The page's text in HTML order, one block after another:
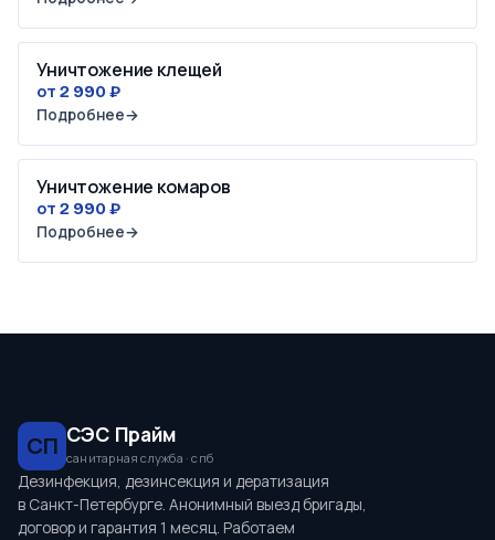
Уничтожение клещей
от 2 990 ₽
Подробнее→
Уничтожение комаров
от 2 990 ₽
Подробнее→
СП СЭС Прайм
санитарная служба · спб
Дезинфекция, дезинсекция и дератизация
в Санкт-Петербурге. Анонимный выезд бригады,
договор и гарантия 1 месяц. Работаем